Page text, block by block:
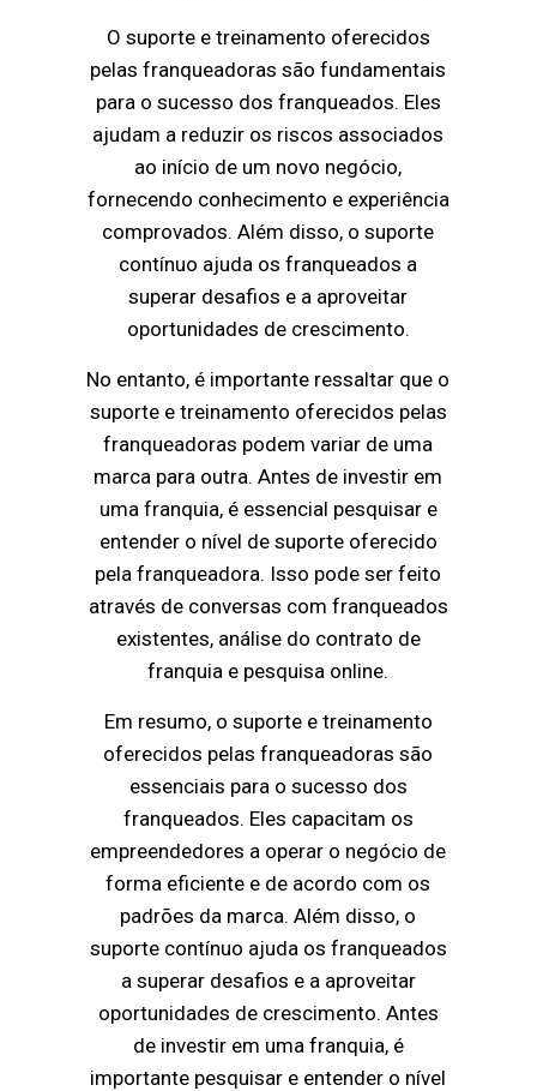
O suporte e treinamento oferecidos
pelas franqueadoras são fundamentais
para o sucesso dos franqueados. Eles
ajudam a reduzir os riscos associados
ao início de um novo negócio,
fornecendo conhecimento e experiência
comprovados. Além disso, o suporte
contínuo ajuda os franqueados a
superar desafios e a aproveitar
oportunidades de crescimento.
No entanto, é importante ressaltar que o
suporte e treinamento oferecidos pelas
franqueadoras podem variar de uma
marca para outra. Antes de investir em
uma franquia, é essencial pesquisar e
entender o nível de suporte oferecido
pela franqueadora. Isso pode ser feito
através de conversas com franqueados
existentes, análise do contrato de
franquia e pesquisa online.
Em resumo, o suporte e treinamento
oferecidos pelas franqueadoras são
essenciais para o sucesso dos
franqueados. Eles capacitam os
empreendedores a operar o negócio de
forma eficiente e de acordo com os
padrões da marca. Além disso, o
suporte contínuo ajuda os franqueados
a superar desafios e a aproveitar
oportunidades de crescimento. Antes
de investir em uma franquia, é
importante pesquisar e entender o nível